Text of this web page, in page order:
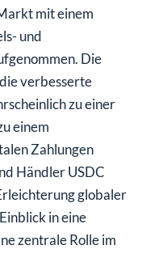
mit einem
und
Die
verbesserte
zu einer
einem
Zahlungen
Händler USDC
globaler
in eine
zentrale Rolle im